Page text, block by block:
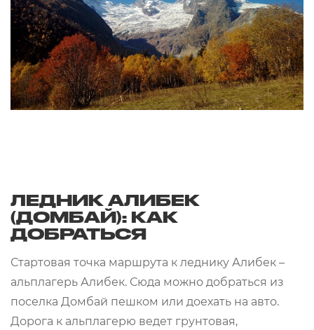
ЛЕДНИК АЛИБЕК
(ДОМБАЙ): КАК
ДОБРАТЬСЯ
Стартовая точка маршрута к леднику Алибек –
альплагерь Алибек. Сюда можно добраться из
поселка Домбай пешком или доехать на авто.
Дорога к альплагерю ведет грунтовая,